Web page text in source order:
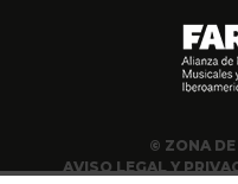
© ZONA
AVISO LEGAL Y